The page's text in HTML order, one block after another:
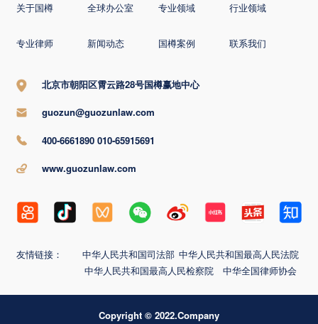
关于国樽 全球办公室 专业领域 行业领域
专业律师 新闻动态 国樽案例 联系我们
北京市朝阳区霄云路28号国樽赢地中心
guozun@guozunlaw.com
400-6661890 010-65915691
www.guozunlaw.com
友情链接： 中华人民共和国司法部 中华人民共和国最高人民法院
中华人民共和国最高人民检察院
中华全国律师协会
Copyright © 2022.Company